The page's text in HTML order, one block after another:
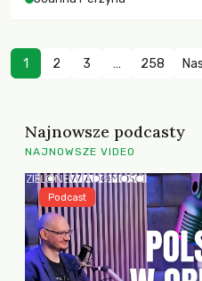
zachodzących zmian
1 2 3 … 258
Najnowsze podcasty
NAJNOWSZE VIDEO
Podcast